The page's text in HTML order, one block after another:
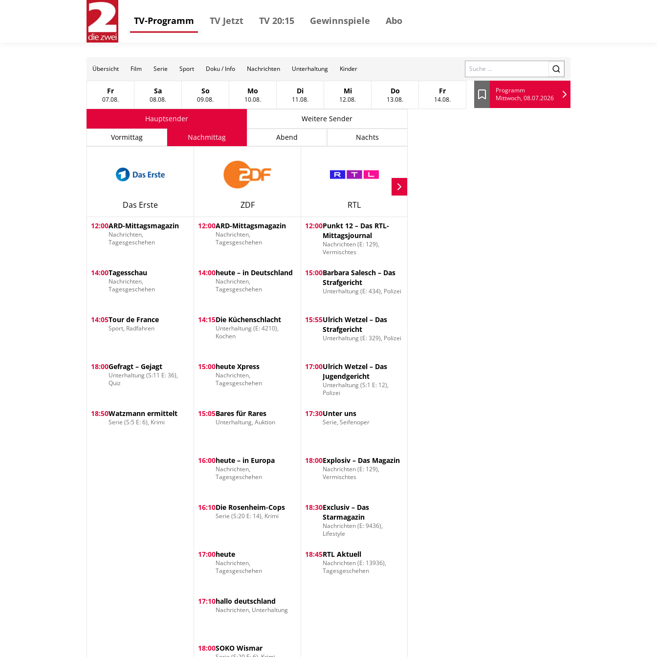
TV-Programm TV Jetzt TV 20:15 Gewinnspiele Abo
Übersicht Film Serie Sport Doku / Info Nachrichten Unterhaltung Kinder Search
Freitag, 07 August
Fr
07.08. Samstag, 08 August
Sa
08.08. Sonntag, 09 August
So
09.08. Montag, 10 August
Mo
10.08. Dienstag, 11 August
Di
11.08. Mittwoch, 12 August
Mi
12.08. Donnerstag, 13 August
Do
13.08. Freitag, 14 August
Fr
14.08. Lesezeichen
Programm
Mittwoch, 08.07.2026
Hauptsender
Weitere Sender
Vormittag
Nachmittag Abend Nachts
Das Erste
12:00ARD-Mittagsmagazin
Nachrichten,
Tagesgeschehen
14:00Tagesschau
Nachrichten,
Tagesgeschehen
14:05Tour de France
Sport, Radfahren
18:00Gefragt – Gejagt
Unterhaltung (S:11 E: 36),
Quiz
18:50Watzmann ermittelt
Serie (S:5 E: 6), Krimi
ZDF
12:00ARD-Mittagsmagazin
Nachrichten,
Tagesgeschehen
14:00heute – in Deutschland
Nachrichten,
Tagesgeschehen
14:15Die Küchenschlacht
Unterhaltung (E: 4210),
Kochen
15:00heute Xpress
Nachrichten,
Tagesgeschehen
15:05Bares für Rares
Unterhaltung, Auktion
16:00heute – in Europa
Nachrichten,
Tagesgeschehen
16:10Die Rosenheim-Cops
Serie (S:20 E: 14), Krimi
17:00heute
Nachrichten,
Tagesgeschehen
17:10hallo deutschland
Nachrichten, Unterhaltung
18:00SOKO Wismar
RTL
12:00Punkt 12 – Das RTL-
Mittagsjournal
Nachrichten (E: 129),
Vermischtes
15:00Barbara Salesch – Das
Strafgericht
Unterhaltung (E: 434), Polizei
15:55Ulrich Wetzel – Das
Strafgericht
Unterhaltung (E: 329), Polizei
17:00Ulrich Wetzel – Das
Jugendgericht
Unterhaltung (S:1 E: 12),
Polizei
17:30Unter uns
Serie, Seifenoper
18:00Explosiv – Das Magazin
Nachrichten (E: 129),
Vermischtes
18:30Exclusiv – Das
Starmagazin
Nachrichten (E: 9436),
Lifestyle
18:45RTL Aktuell
Nachrichten (E: 13936),
Tagesgeschehen